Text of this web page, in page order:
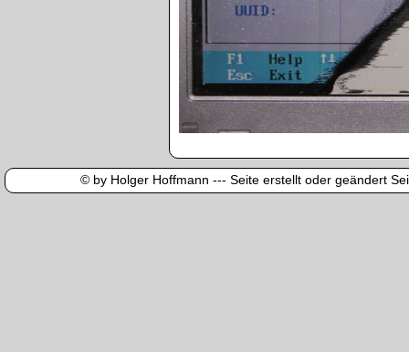
© by Holger Hoffmann --- Seite erstellt oder geändert